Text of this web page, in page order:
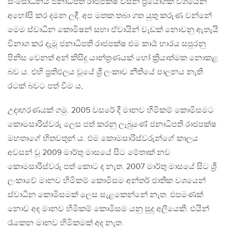
සංසෝධනය ජනාධිපති රාජපක්ෂ විසින් ප්‍රයෝගික වශයෙන්
අහෝසි කර දමන ලදී. අප මතක තබා ගත යුතු කරුණ වන්නේ
මෙම ස්වාධීන කොමිෂන් සභා ඒවායින් වැඩක් නොවනු ඇතැයි
විනාශ කර දැමූ ජනාධිපති රාජපක්ෂ එම කාර්‍ය භාරය සපුරනු
පිනිස වෙනත් අන් කිසිදු යාන්ත්‍රණයක් හෝ ක්‍රියාත්මක නොකළ
බව ය. එහි ප්‍රතිඵලය වූයේ ශ්‍රී ලංකාව නීතියේ පාලනය නැති
රටක් බවට පත් වීම ය,
උදාහරණයක් ගමු. 2005 වසරේ දී මානව හිමිකම් කොමිසමට
කොමසාරිස්වරු ලෙස පත් කරනු ලැබුණේ ජනාධිපති රාජපක්ෂ
මහතාගේ හිතවතුන් ය. එම කොමසාරිස්වරුන්ගේ කාලය
අවසන් වූ 2009 මාර්තු මාසයේ සිට මේතාක් නව
කොමසාරිස්වරු පත් කොට ද නැත. 2007 මාර්තු මාසයේ සිට ශ්‍රී
ලංකාවේ මානව හිමිකම් කොමිසම අන්තර් ජාතික වශයෙන්
ස්වාධීන කොමිසමක් ලෙස සැළකෙන්නේ නැත. එපමණක්
නොව අද මානව හිමිකම් කොමිසම යනු සුදු අලියෙකි. එයින්
රැකෙන මානව හිමිකමක් අද නැත.